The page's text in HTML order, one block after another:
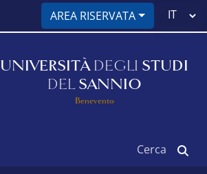
AREA RISERVATA
Select
UNIVERSITÀ DEGLI STUDI
DEL SANNIO
Benevento